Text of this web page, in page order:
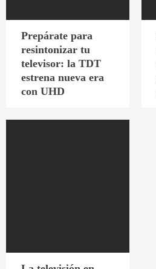
Prepárate para
resintonizar tu
televisor: la TDT
estrena nueva era
con UHD